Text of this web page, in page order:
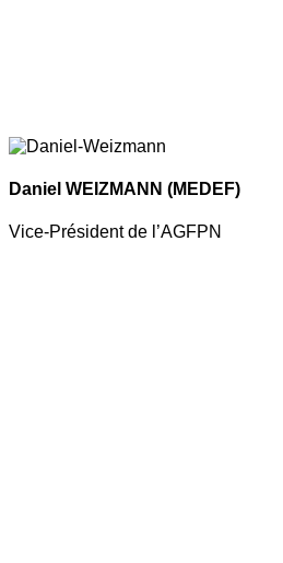
Daniel WEIZMANN (MEDEF)
Vice-Président de l’AGFPN